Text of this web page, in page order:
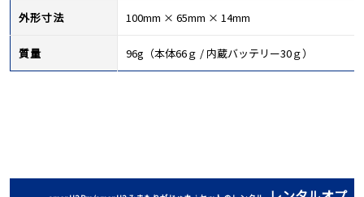
外形寸法 100mm × 65mm × 14mm
質量 96g（本体66ｇ / 内蔵バッテリー30ｇ）